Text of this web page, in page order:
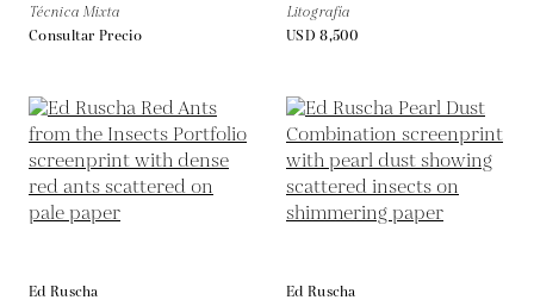
Técnica Mixta
Consultar Precio
Litografía
USD 8,500
Ed Ruscha
Ed Ruscha